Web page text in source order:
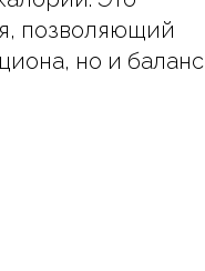
позволяющий
но и баланс